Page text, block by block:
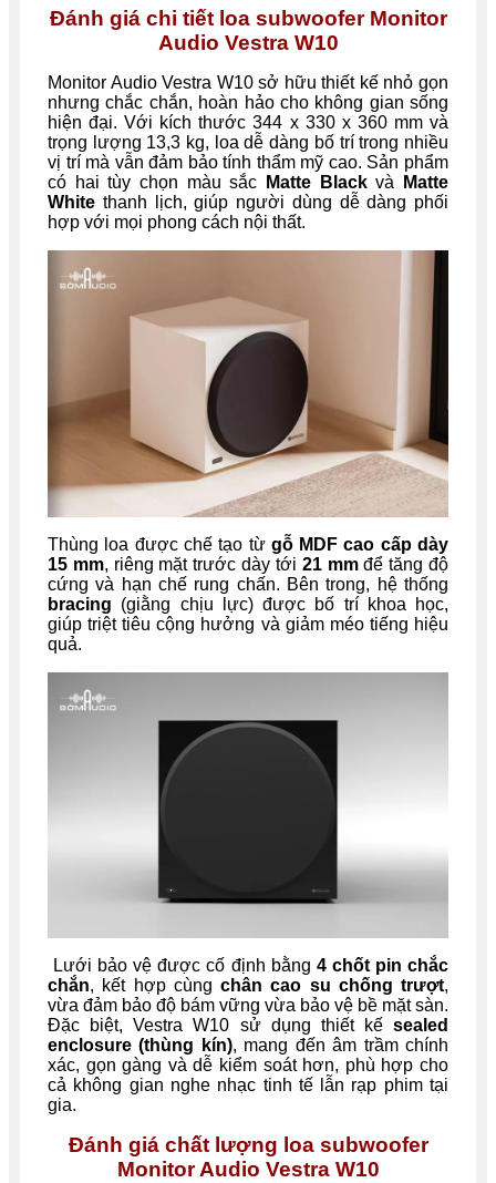
Đánh giá chi tiết loa subwoofer Monitor
Audio Vestra W10
Monitor Audio Vestra W10 sở hữu thiết kế nhỏ gọn
nhưng chắc chắn, hoàn hảo cho không gian sống
hiện đại. Với kích thước 344 x 330 x 360 mm và
trọng lượng 13,3 kg, loa dễ dàng bố trí trong nhiều
vị trí mà vẫn đảm bảo tính thẩm mỹ cao. Sản phẩm
có hai tùy chọn màu sắc
Matte Blackvà
Matte
White thanh lịch, giúp người dùng dễ dàng phối
hợp với mọi phong cách nội thất.
Thùng loa được chế tạo từ gỗ MDF cao cấp dày
15 mm, riêng mặt trước dày tới 21 mmđể tăng độ
cứng và hạn chế rung chấn. Bên trong, hệ thống
bracing (giằng chịu lực) được bố trí khoa học,
giúp triệt tiêu cộng hưởng và giảm méo tiếng hiệu
quả.
Lưới bảo vệ được cố định bằng 4 chốt pin chắc
chắn, kết hợp cùng chân cao su chống trượt,
vừa đảm bảo độ bám vững vừa bảo vệ bề mặt sàn.
Đặc biệt, Vestra W10 sử dụng thiết kế sealed
enclosure (thùng kín), mang đến âm trầm chính
xác, gọn gàng và dễ kiểm soát hơn, phù hợp cho
cả không gian nghe nhạc tinh tế lẫn rạp phim tại
gia.
Đánh giá chất lượng loa subwoofer
Monitor Audio Vestra W10